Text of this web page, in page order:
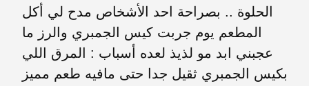
الحلوة .. بصراحة احد الأشخاص مدح لي أكل
المطعم يوم جربت كيس الجمبري والرز ما
عجبني ابد مو لذيذ لعده أسباب : المرق اللي
بكيس الجمبري ثقيل جدا حتى مافيه طعم مميز